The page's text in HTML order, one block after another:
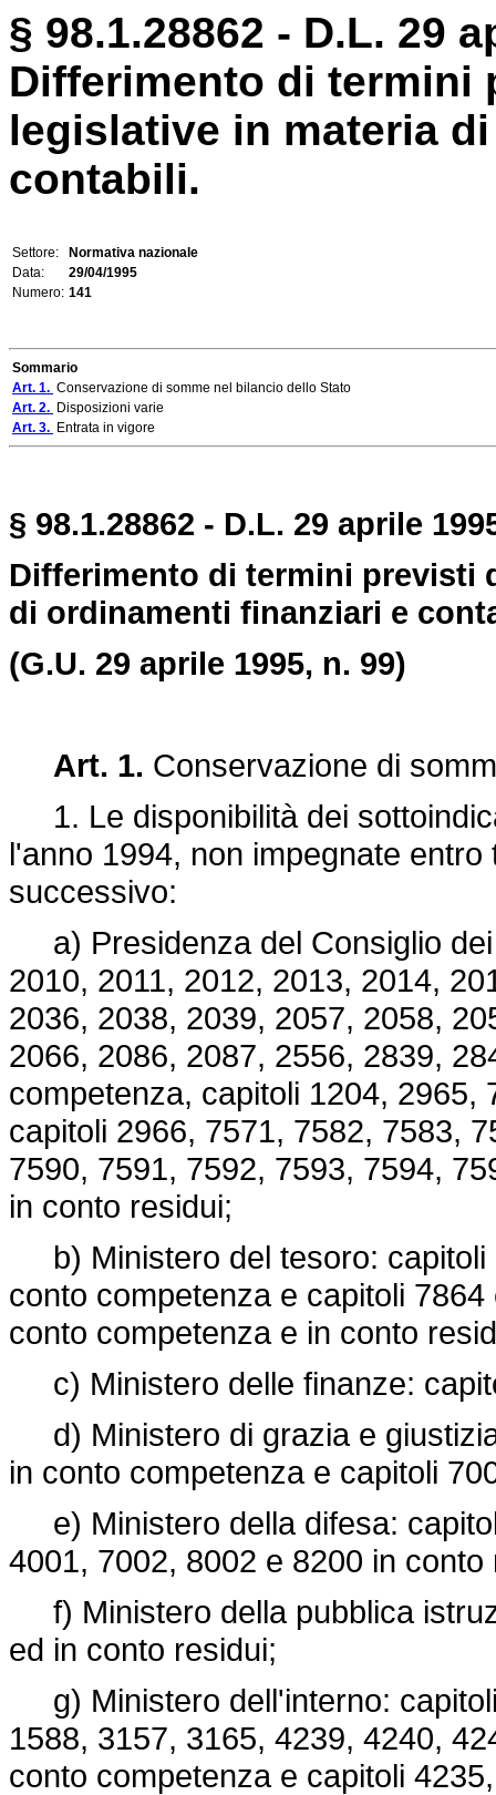
§ 98.1.28862 - D.L. 29
Differimento di
legislative in materia
contabili.
Settore:
Normativa nazionale
Data:
29/04/1995
Numero: 141
Sommario
Art. 1. Conservazione di somme nel bilancio dello Stato
Art. 2. Disposizioni varie
Art. 3. Entrata in vigore
§ 98.1.28862 - D.L. 29 aprile
Differimento di termini previsti
di ordinamenti finanziari e
(G.U. 29 aprile 1995, n. 99)
Art. 1. Conservazione di
1. Le disponibilità dei
l'anno 1994, non impegnate
successivo:
a) Presidenza del Consiglio dei
2010, 2011, 2012, 2013, 2014,
2036, 2038, 2039, 2057, 2058,
2066, 2086, 2087, 2556, 2839,
competenza, capitoli 1204, 2965,
capitoli 2966, 7571, 7582, 7583,
7590, 7591, 7592, 7593, 7594,
in conto residui;
b) Ministero del tesoro: capitoli
conto competenza e capitoli
conto competenza e in conto
c) Ministero delle finanze:
d) Ministero di grazia e
in conto competenza e capitoli
e) Ministero della difesa:
4001, 7002, 8002 e 8200 in conto
f) Ministero della pubblica
ed in conto residui;
g) Ministero dell'interno:
1588, 3157, 3165, 4239, 4240,
conto competenza e capitoli